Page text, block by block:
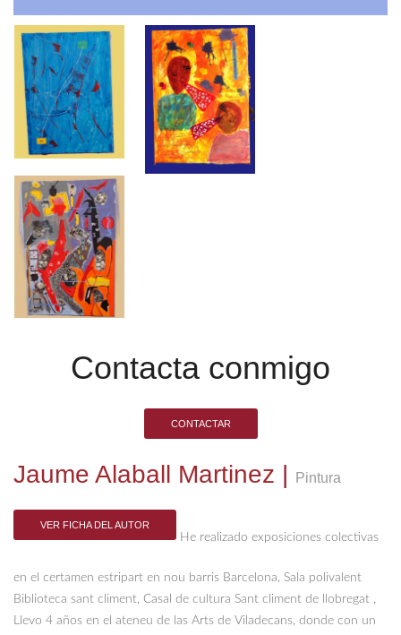
Contacta conmigo
CONTACTAR
Jaume Alaball Martinez | Pintura
VER FICHA DEL AUTOR
He realizado exposiciones colectivas
en el certamen estripart en nou barris Barcelona, Sala polivalent
Biblioteca sant climent, Casal de cultura Sant climent de llobregat ,
Llevo 4 años en el ateneu de las Arts de Viladecans, donde con un